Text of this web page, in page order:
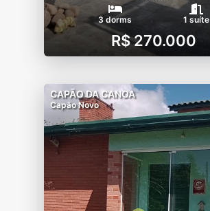
3 dorms 1 suíte
R$ 270.000
CAPÃO DA CANOA
Capão Novo